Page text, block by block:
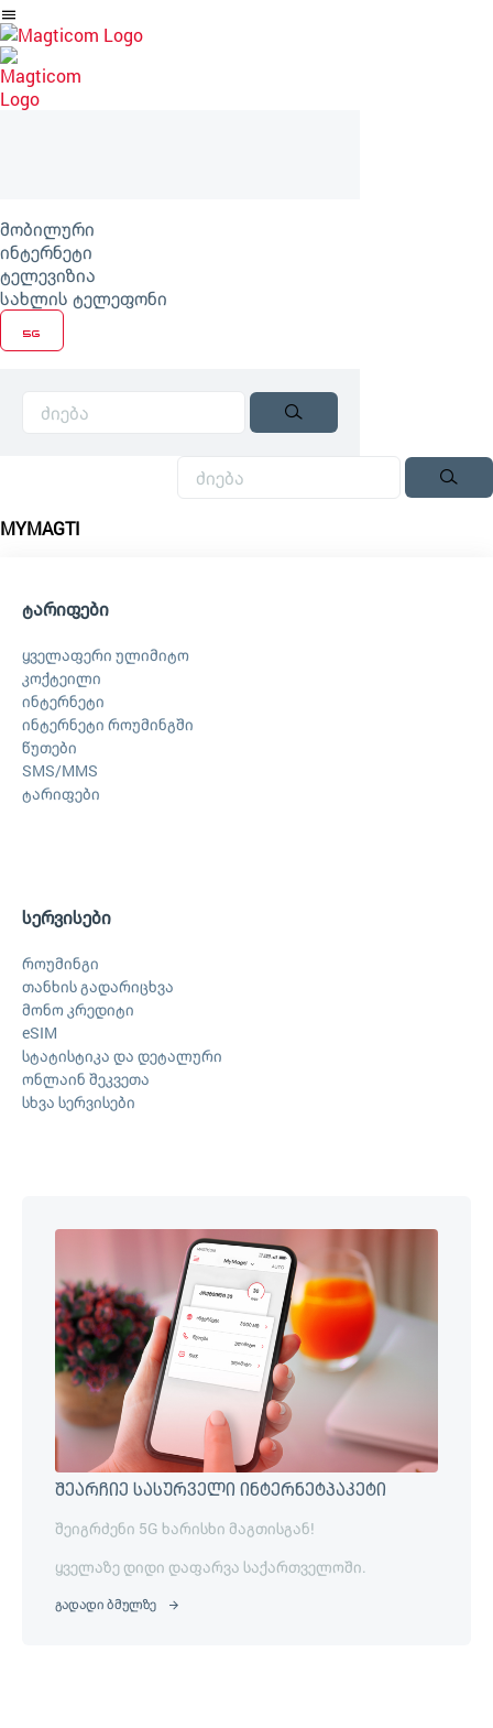
არტიკლზე
გადასვლა
მობილური
ინტერნეტი
ტელევიზია
სახლის ტელეფონი
MYMAGTI
ტარიფები
ყველაფერი ულიმიტო
კოქტეილი
ინტერნეტი
ინტერნეტი როუმინგში
წუთები
SMS/MMS
ტარიფები
სერვისები
როუმინგი
თანხის გადარიცხვა
მონო კრედიტი
eSIM
სტატისტიკა და დეტალური
ონლაინ შეკვეთა
სხვა სერვისები
შეარჩიე სასურველი ინტერნეტპაკეტი
შეიგრძენი 5G ხარისხი მაგთისგან!
ყველაზე დიდი დაფარვა საქართველოში.
გადადი ბმულზე